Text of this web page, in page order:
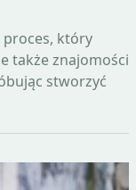
proces, który
także znajomości
stworzyć